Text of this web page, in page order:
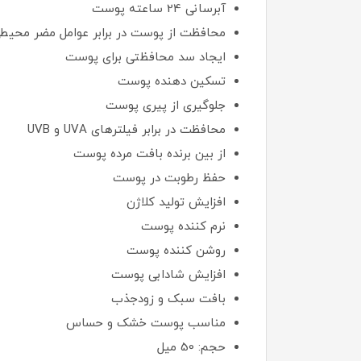
آبرسانی 24 ساعته پوست
محافظت از پوست در برابر عوامل مضر
ایجاد سد محافظتی برای پوست
تسکین دهنده پوست
جلوگیری از پیری پوست
محافظت در برابر فیلترهای UVA و UVB
از بین برنده بافت مرده پوست
حفظ رطوبت در پوست
افزایش تولید کلاژن
نرم کننده پوست
روشن کننده پوست
افزایش شادابی پوست
بافت سبک و زودجذب
مناسب پوست خشک و حساس
حجم: 50 میل